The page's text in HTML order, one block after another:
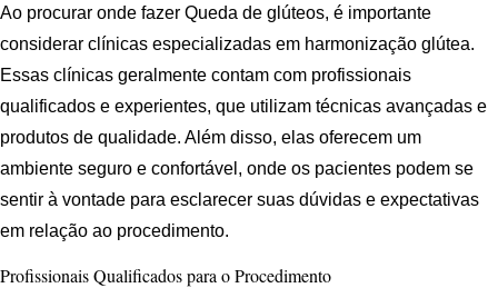
Ao procurar onde fazer Queda de glúteos, é importante
considerar clínicas especializadas em harmonização glútea.
Essas clínicas geralmente contam com profissionais
qualificados e experientes, que utilizam técnicas avançadas e
produtos de qualidade. Além disso, elas oferecem um
ambiente seguro e confortável, onde os pacientes podem se
sentir à vontade para esclarecer suas dúvidas e expectativas
em relação ao procedimento.
Profissionais Qualificados para o Procedimento